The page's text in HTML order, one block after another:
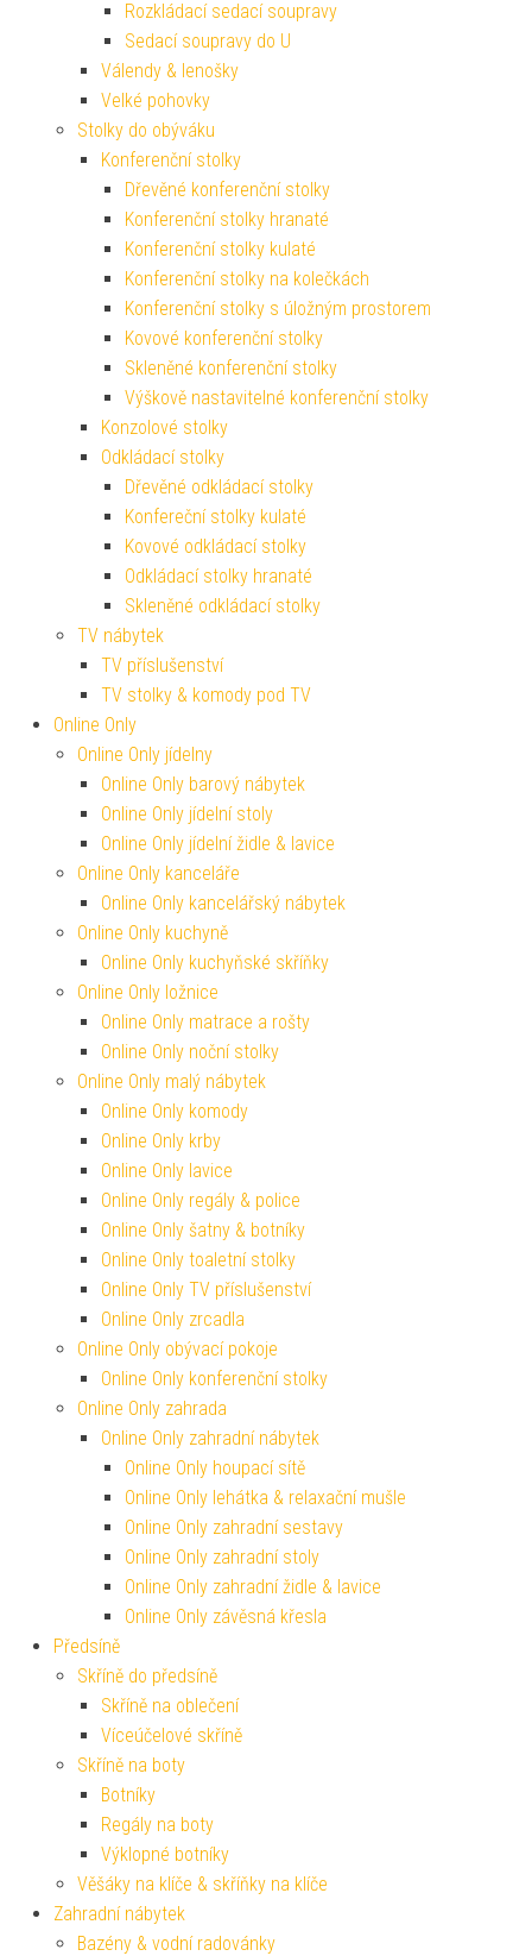
Rozkládací sedací soupravy
Sedací soupravy do U
Válendy & lenošky
Velké pohovky
Stolky do obýváku
Konferenční stolky
Dřevěné konferenční stolky
Konferenční stolky hranaté
Konferenční stolky kulaté
Konferenční stolky na kolečkách
Konferenční stolky s úložným prostorem
Kovové konferenční stolky
Skleněné konferenční stolky
Výškově nastavitelné konferenční stolky
Konzolové stolky
Odkládací stolky
Dřevěné odkládací stolky
Konfereční stolky kulaté
Kovové odkládací stolky
Odkládací stolky hranaté
Skleněné odkládací stolky
TV nábytek
TV příslušenství
TV stolky & komody pod TV
Online Only
Online Only jídelny
Online Only barový nábytek
Online Only jídelní stoly
Online Only jídelní židle & lavice
Online Only kanceláře
Online Only kancelářský nábytek
Online Only kuchyně
Online Only kuchyňské skříňky
Online Only ložnice
Online Only matrace a rošty
Online Only noční stolky
Online Only malý nábytek
Online Only komody
Online Only krby
Online Only lavice
Online Only regály & police
Online Only šatny & botníky
Online Only toaletní stolky
Online Only TV příslušenství
Online Only zrcadla
Online Only obývací pokoje
Online Only konferenční stolky
Online Only zahrada
Online Only zahradní nábytek
Online Only houpací sítě
Online Only lehátka & relaxační mušle
Online Only zahradní sestavy
Online Only zahradní stoly
Online Only zahradní židle & lavice
Online Only závěsná křesla
Předsíně
Skříně do předsíně
Skříně na oblečení
Víceúčelové skříně
Skříně na boty
Botníky
Regály na boty
Výklopné botníky
Věšáky na klíče & skříňky na klíče
Zahradní nábytek
Bazény & vodní radovánky